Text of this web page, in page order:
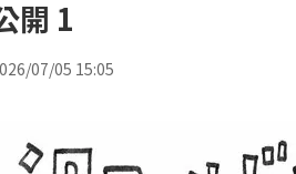
開 1
07/05 15:05